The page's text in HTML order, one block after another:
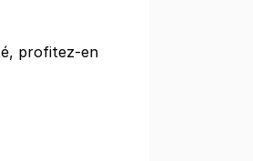
profitez-en